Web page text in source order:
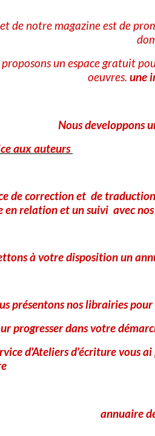
Les aventures
gondoles, l'amouuuur !
-
de notre magazine est de
proposons un espace gratuit
oeuvres. une
Nous developpons
aux auteurs
de correction et de
en relation et un suivi avec
à votre disposition un
présentons nos librairies
progresser dans votre
d'Ateliers d'écriture vous
annuaire